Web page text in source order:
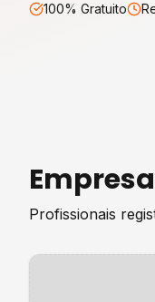
100% Gratuito
Profissionais